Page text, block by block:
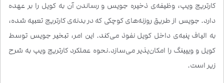
کارتریج ویپ، وظیفه‌ی ذخیره جویس و رساندن آن به کویل را بر عهده
دارد. جویس از طریق روزنه‌های کوچکی که در بدنه‌ی کارتریج تعبیه شده،
به الیاف پنبه‌ی داخل کویل نفوذ می‌کند. این امر، تبخیر جویس توسط
کویل و ویپینگ را امکان‌پذیر می‌سازد.نحوه عملکرد کارتریج ویپ به شرح
زیر است.